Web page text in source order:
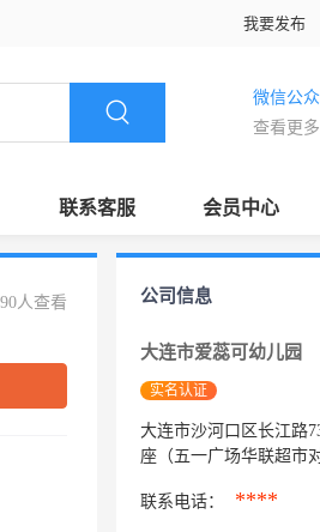
我要发布
微信公
查看更
联系客服 会员中心
人查看 公司信息
大连市爱蕊可幼儿园
实名认证
大连市沙河口区长江路
座（五一广场华联超市
联系电话： ****